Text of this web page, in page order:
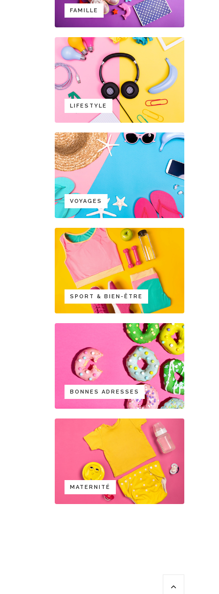
FAMILLE
LIFESTYLE
VOYAGES
SPORT & BIEN-ÊTRE
BONNES ADRESSES
MATERNITÉ